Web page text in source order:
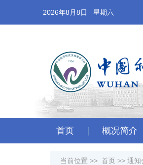
2026年8月8日 星期六
首页 概况简介
当前位置 >> 首页 >> 通知